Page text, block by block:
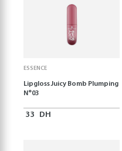
ESSENCE
Lipgloss Juicy Bomb Plumping
N°03
33 DH